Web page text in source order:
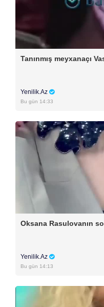
Tanınmış meyxanaçı
Yenilik.Az
Bu gün 14:33
Oksana Rasulovanın
Yenilik.Az
Bu gün 14:13